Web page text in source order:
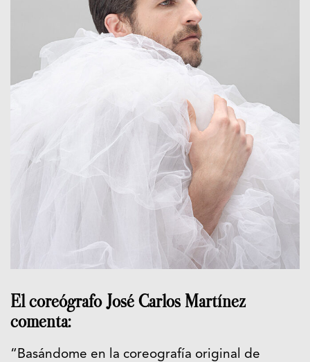
El coreógrafo José Carlos Martínez
comenta:
“Basándome en la coreografía original de